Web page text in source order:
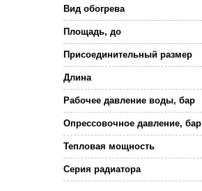
Вид обогрева
Площадь, до
Присоединительный размер
Длина
Рабочее давление воды, бар
Опрессовочное давление, бар
Тепловая мощность
Серия радиатора